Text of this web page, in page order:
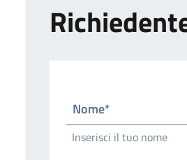
Nome*
Inserisci il tuo nome